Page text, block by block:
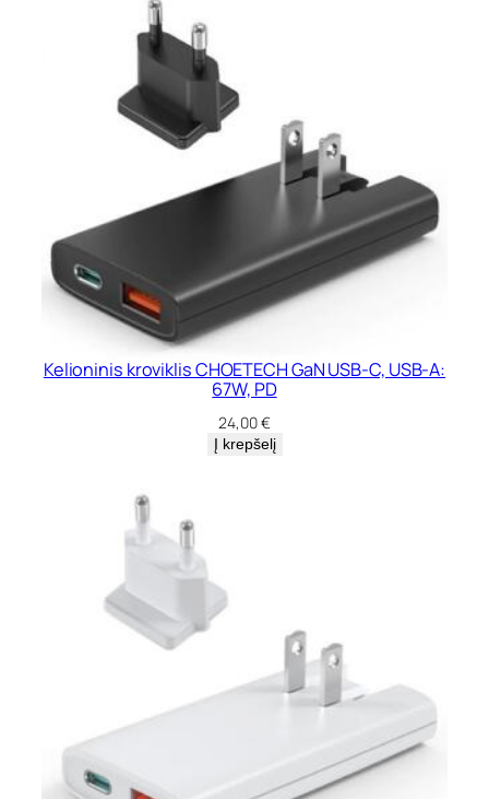
Kelioninis kroviklis CHOETECH GaN USB-C, USB-A:
67W, PD
24,00€
Į krepšelį